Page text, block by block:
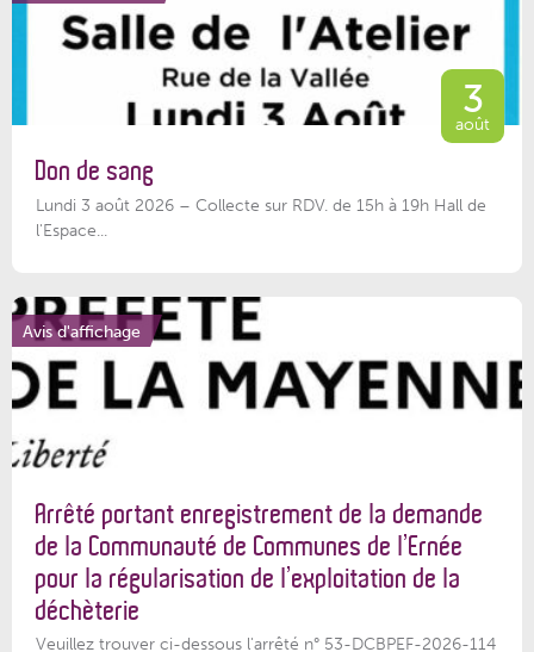
3
août
Don de sang
Lundi 3 août 2026 – Collecte sur RDV. de 15h à 19h Hall de
l'Espace...
Avis d'affichage
Arrêté portant enregistrement de la demande
de la Communauté de Communes de l’Ernée
pour la régularisation de l’exploitation de la
déchèterie
Veuillez trouver ci-dessous l'arrêté n° 53-DCBPEF-2026-114